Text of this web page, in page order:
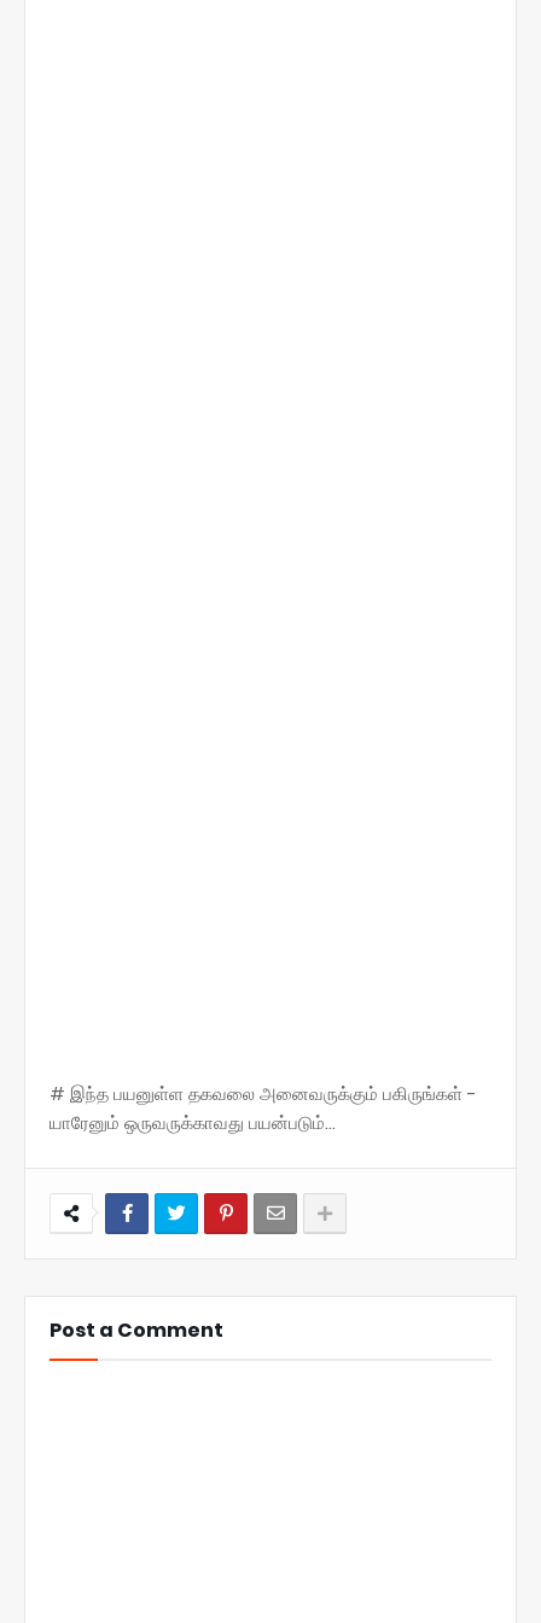
# இந்த பயனுள்ள தகவலை அனைவருக்கும் பகிருங்கள் -
யாரேனும் ஒருவருக்காவது பயன்படும்...
Post a Comment